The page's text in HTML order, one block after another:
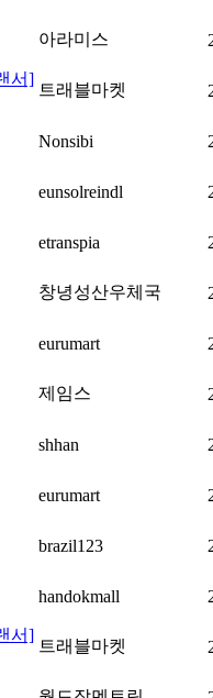
아라미스
서]
트래블마켓
Nonsibi
eunsolreindl
etranspia
창녕성산우체국
eurumart
제임스
shhan
eurumart
brazil123
handokmall
서]
트래블마켓